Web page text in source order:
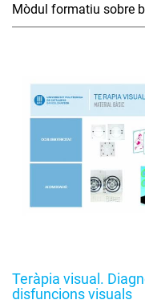
Mòdul formatiu sobre
Teràpia visual.
disfuncions visuals